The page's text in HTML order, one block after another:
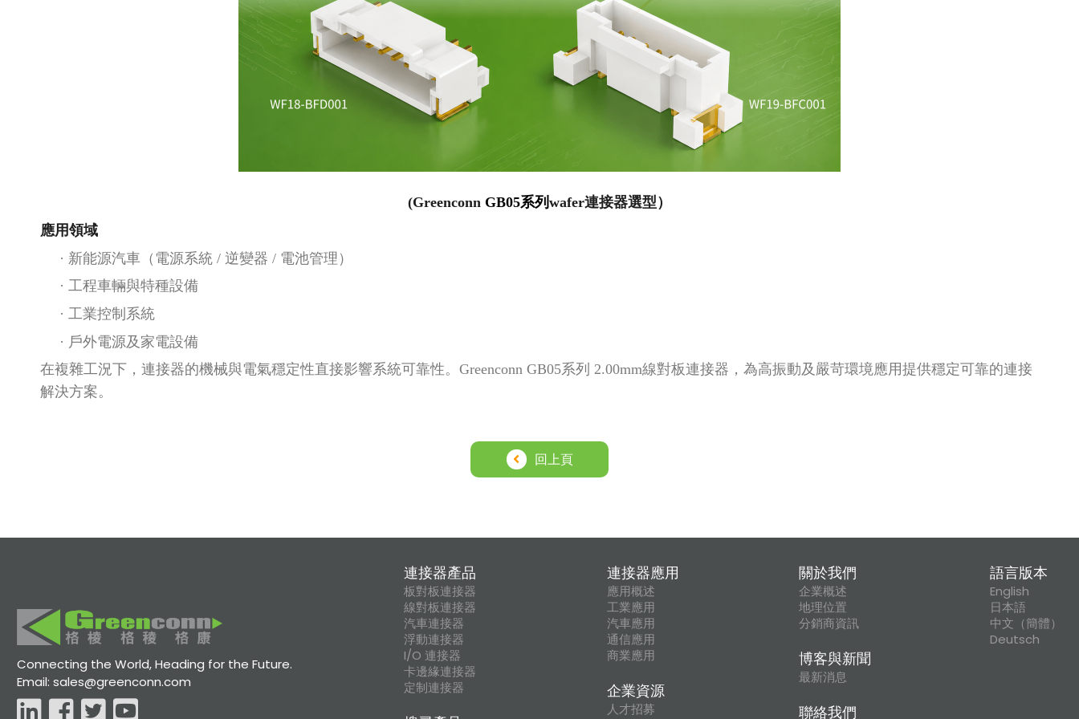
(Greenconn GB05系列 wafer連接器選型）
應用領域
· 新能源汽車（電源系統 / 逆變器 / 電池管理）
· 工程車輛與特種設備
· 工業控制系統
· 戶外電源及家電設備
在複雜工況下，連接器的機械與電氣穩定性直接影響系統可靠性。 Greenconn GB05系列 2.00mm線對板連接器，為高振動及嚴苛環境應用提供穩定可靠的連接
解決方案。
回上頁
Connecting the World, Heading for the Future.
Email: sales@greenconn.com
連接器產品
板對板連接器
線對板連接器
汽車連接器
浮動連接器
I/O 連接器
卡邊緣連接器
定制連接器
連接器應用
應用概述
工業應用
汽車應用
通信應用
商業應用
企業資源
人才招募
關於我們
企業概述
地理位置
分銷商資訊
博客與新聞
最新消息
聯絡我們
語言版本
English
日本語
中文（簡體）
Deutsch